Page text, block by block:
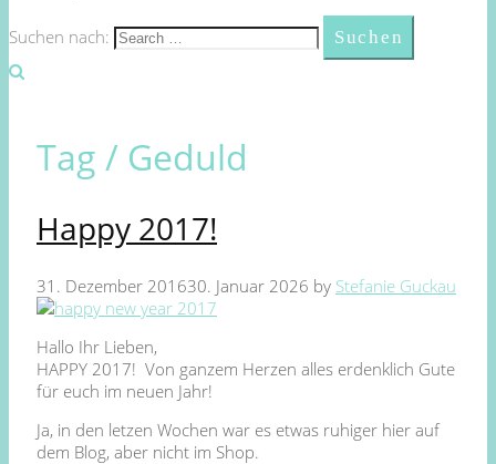
Suchen nach:
Tag / Geduld
Happy 2017!
31. Dezember 201630. Januar 2026 by Stefanie Guckau
Hallo Ihr Lieben,
HAPPY 2017! Von ganzem Herzen alles erdenklich Gute
für euch im neuen Jahr!
Ja, in den letzen Wochen war es etwas ruhiger hier auf
dem Blog, aber nicht im Shop.